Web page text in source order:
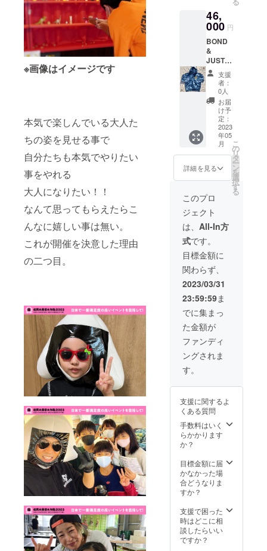
※画像はイメージです
本気で楽しんでいる大人た
ちの姿を見せる事で
自分たちも本気でやりたい
事をやれる
大人になりたい！！
なんて思ってもらえたらこ
んなに嬉しい事は無い。
これが開催を決意した理由
の二つ目。
耳（中
国
水飴、
胡麻、
食塩/デ
キスト
リン、
ソル
ビッ
ト、調
味料
（アミ
ノ酸
等）、
甘味料
（甘
保存料
（ソル
ビン酸
K）、増
類、酸
味料、
環状オ
リゴ
糖、
（原料
の一部
に大豆
を含
む）
【ねば
ねば昆
布】昆
し・厚
葉）、
酢酸
【国産
あごだ
し（顆
飛魚粉
末、砂
糖、酵
布粉
末、椎
茸エキ
ス粉末/
ナッツ
バター
ナッ
ツ】小
麦粉
（国
産）、
ター、
きび砂
糖、
卵、白
砂糖、
蜂蜜、
黒糖、
コーン
ピー
バ
ター、
ング
ソー
ダ、バ
ニラオ
イル、
caki【
フィナ
シェ】
卵白
産）、
ター、
アーモ
ンド
ブード
ル、小
麦粉、
【出店
者紹
介】初
分県中
津市か
ら参加
させて
リッと
辛いな
がらも
なぜか
心が
ホッと
する、
そんな
GINGE
R Lab.
のジン
ジャー
です。
生姜と
米粉を
ベース
にし
た、植
物性食
材だけ
で作っ
たグル
テンフ
リーの
おやつ
もあり
ます
よ。
ナルブ
ランド
です。
ラグ
ジュア
リーな
ドライ
フラ
ワー
アート
をどう
ぞお楽
しみく
ださ
い。ド
ラワー
アー
ト
Tsukas
a
い。
【出店
介】瓶
入りピ
クルス
を販売
いたし
ます。
長崎県
西海の
海風を
浴び
育った
新鮮で
世保野
菜を手
瓶に詰
めて美
味しく
仕上げ
た。
ると嬉
しいで
品は原
画、絵
（コ
ピー）
、ポス
トカー
ド、
トート
バッグ
を販売
しま
す。
容量：
500g ●
保存方
法：要
冷凍
（-18℃
以下）
●賞味期
限：製
造より
25日
（冷凍
で） ●
原材
料：牛
肉（佐
賀県
者紹
たち
は、佐
賀県の
中心部
にある
江北町
で佐賀
牛の肥
と直営
精肉店
を営ん
でいま
す。佐
賀県は
九州で
地帯
で、豊
かな大
地で育
つ稲は
牛たち
にな
り、そ
の稲わ
育った
田中畜
産の牛
は健康
46,
000 円
BOND
&
JUSTIC
E（福
島）
https://i
nstagra
m.com/
bondan
djustice
odo/ ●
名称：
奄美大
島藍染
大縁日
パー
カー１
着＋奄
美大島
藍染大
縁日大
作戦T
シャツ
２枚 ※
画像の
デザイ
ンでは
なく、
佐賀大
縁日大
作戦の
ロゴ入
りパー
ツの
となり
ます。
【出店
者紹
3月11日
青森の
デパー
震災に
遭遇
し、そ
の日か
支援
者：
0人
お届
け予
定：
2023
年05
月
詳細を見る
こ
の
リ
タ
ー
ン
を
選
択
す
る
このプロ
ジェクト
は、 All-In方
式です。
目標金額に
関わらず、
2023/03/31
23:59:59ま
でに集まっ
た金額が
ファンディ
ングされま
す。
支援に関するよ
くある質問
手数料はいく
らかかります
か？
目標金額に届
かなかった場
合どうなりま
すか？
支援で困った
時はどこに相
談したらいい
ですか？